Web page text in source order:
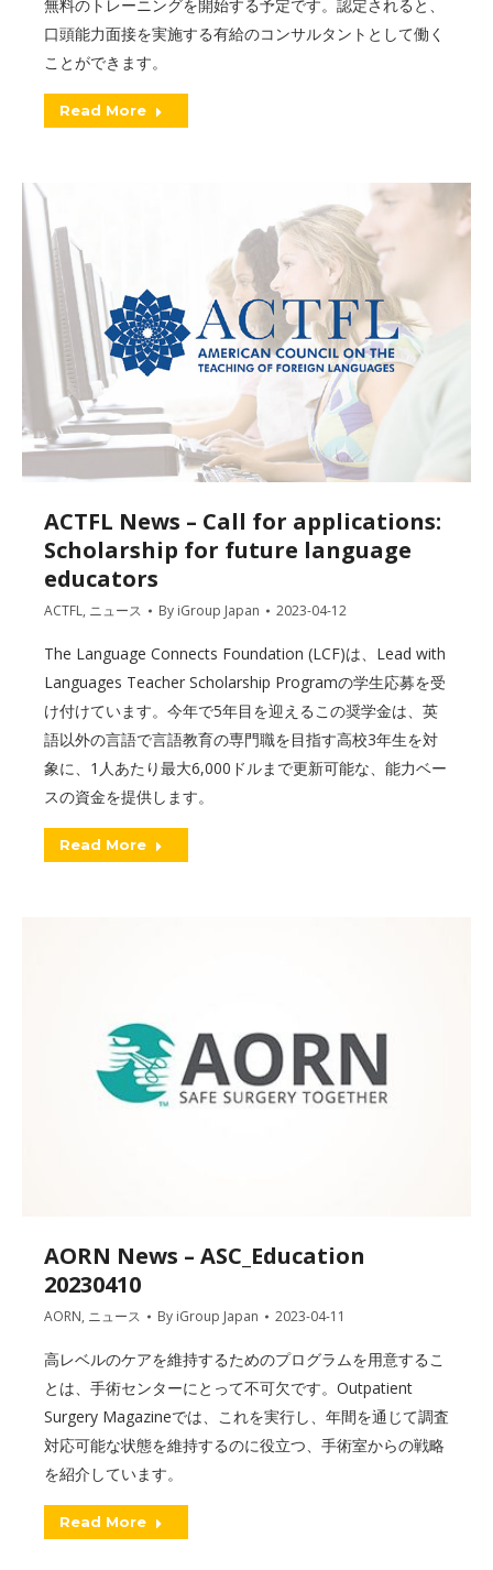
無料のトレーニングを開始する予定です。認定されると、
口頭能力面接を実施する有給のコンサルタントとして働く
ことができます。
Read More
ACTFL News – Call for applications:
Scholarship for future language
educators
ACTFL, ニュース By iGroup Japan 2023-04-12
The Language Connects Foundation (LCF)は、Lead with
Languages Teacher Scholarship Programの学生応募を受
け付けています。今年で5年目を迎えるこの奨学金は、英
語以外の言語で言語教育の専門職を目指す高校3年生を対
象に、1人あたり最大6,000ドルまで更新可能な、能力ベー
スの資金を提供します。
Read More
AORN News – ASC_Education
20230410
AORN, ニュース By iGroup Japan 2023-04-11
高レベルのケアを維持するためのプログラムを用意するこ
とは、手術センターにとって不可欠です。Outpatient
Surgery Magazineでは、これを実行し、年間を通じて調査
対応可能な状態を維持するのに役立つ、手術室からの戦略
を紹介しています。
Read More